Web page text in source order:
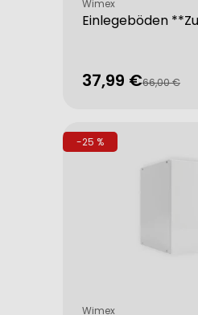
Einlegeböden
Verkäufer:
Wimex
Verkaufspreis
37,99 €
Regulärer66,00 €
-25 %
Verkäufer:
Wimex